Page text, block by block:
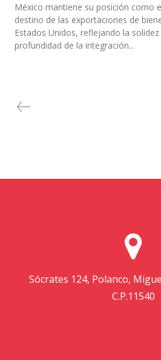
México mantiene su posición como
destino de las exportaciones de
Estados Unidos, reflejando la solidez
profundidad de la integración...
Sócrates 124, Polanco,
C.P.11540